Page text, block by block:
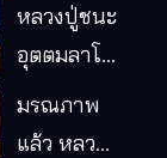
หลวงปู่ชนะ
อุตตมลาโภ
หมากอื๋อ
มรณภาพ
แล้ว หลวง